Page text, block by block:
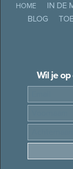
HOME IN DE
BLOG
Wil je